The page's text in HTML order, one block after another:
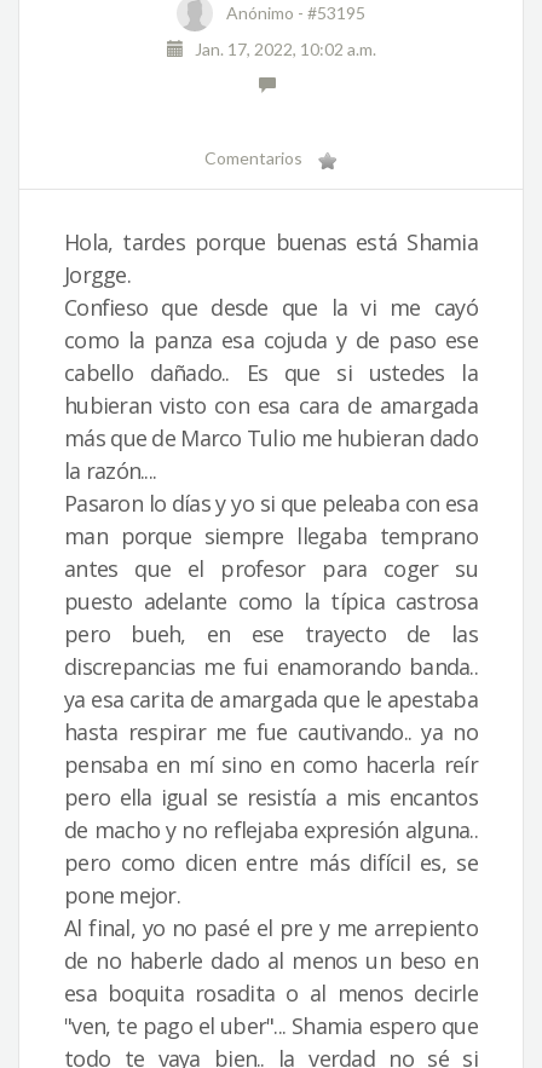
Anónimo - #53195
Jan. 17, 2022, 10:02 a.m.
Comentarios
Hola, tardes porque buenas está Shamia
Jorgge.
Confieso que desde que la vi me cayó
como la panza esa cojuda y de paso ese
cabello dañado.. Es que si ustedes la
hubieran visto con esa cara de amargada
más que de Marco Tulio me hubieran dado
la razón....
Pasaron lo días y yo si que peleaba con esa
man porque siempre llegaba temprano
antes que el profesor para coger su
puesto adelante como la típica castrosa
pero bueh, en ese trayecto de las
discrepancias me fui enamorando banda..
ya esa carita de amargada que le apestaba
hasta respirar me fue cautivando.. ya no
pensaba en mí sino en como hacerla reír
pero ella igual se resistía a mis encantos
de macho y no reflejaba expresión alguna..
pero como dicen entre más difícil es, se
pone mejor.
Al final, yo no pasé el pre y me arrepiento
de no haberle dado al menos un beso en
esa boquita rosadita o al menos decirle
"ven, te pago el uber"... Shamia espero que
todo te vaya bien.. la verdad no sé si